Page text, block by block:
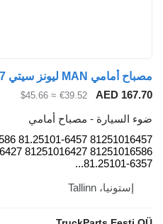
€39.52
≈ $45.66
- مصباح أمامي
81251016457 81.25101-6457 81.25101-6586
81251016586 81251016427 81.25101-6427